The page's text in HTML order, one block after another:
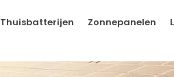
Thuisbatterijen Zonnepanelen